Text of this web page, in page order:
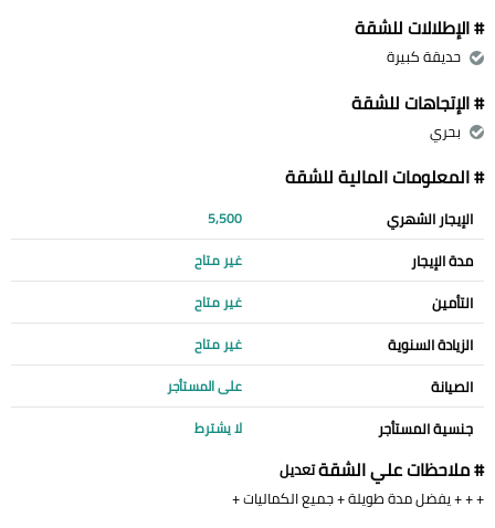
# الإطلالات للشقة
حديقة كبيرة
# الإتجاهات للشقة
بحري
# المعلومات المالية للشقة
الإيجار الشهري 5,500
مدة الإيجار غير متاح
التأمين غير متاح
الزيادة السنوية غير متاح
الصيانة على المستأجر
جنسية المستأجر لا يشترط
# ملاحظات علي الشقةتعديل
+ + + يفضل مدة طويلة + جميع الكماليات +